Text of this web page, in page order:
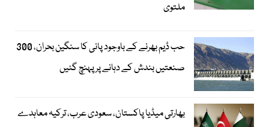
ملتوی
حب ڈیم بھرنے کے باوجود پانی کا سنگین بحران، 300
صنعتیں بندش کے دہانے پر پہنچ گئیں
بھارتی میڈیا پاکستان، سعودی عرب، ترکیہ معاہدے